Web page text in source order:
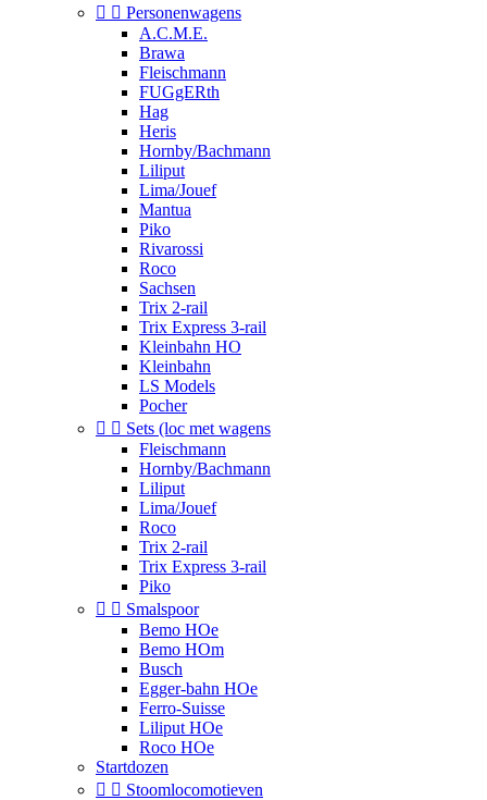
  Personenwagens
A.C.M.E.
Brawa
Fleischmann
FUGgERth
Hag
Heris
Hornby/Bachmann
Liliput
Lima/Jouef
Mantua
Piko
Rivarossi
Roco
Sachsen
Trix 2-rail
Trix Express 3-rail
Kleinbahn HO
Kleinbahn
LS Models
Pocher
  Sets (loc met wagens
Fleischmann
Hornby/Bachmann
Liliput
Lima/Jouef
Roco
Trix 2-rail
Trix Express 3-rail
Piko
  Smalspoor
Bemo HOe
Bemo HOm
Busch
Egger-bahn HOe
Ferro-Suisse
Liliput HOe
Roco HOe
Startdozen
  Stoomlocomotieven